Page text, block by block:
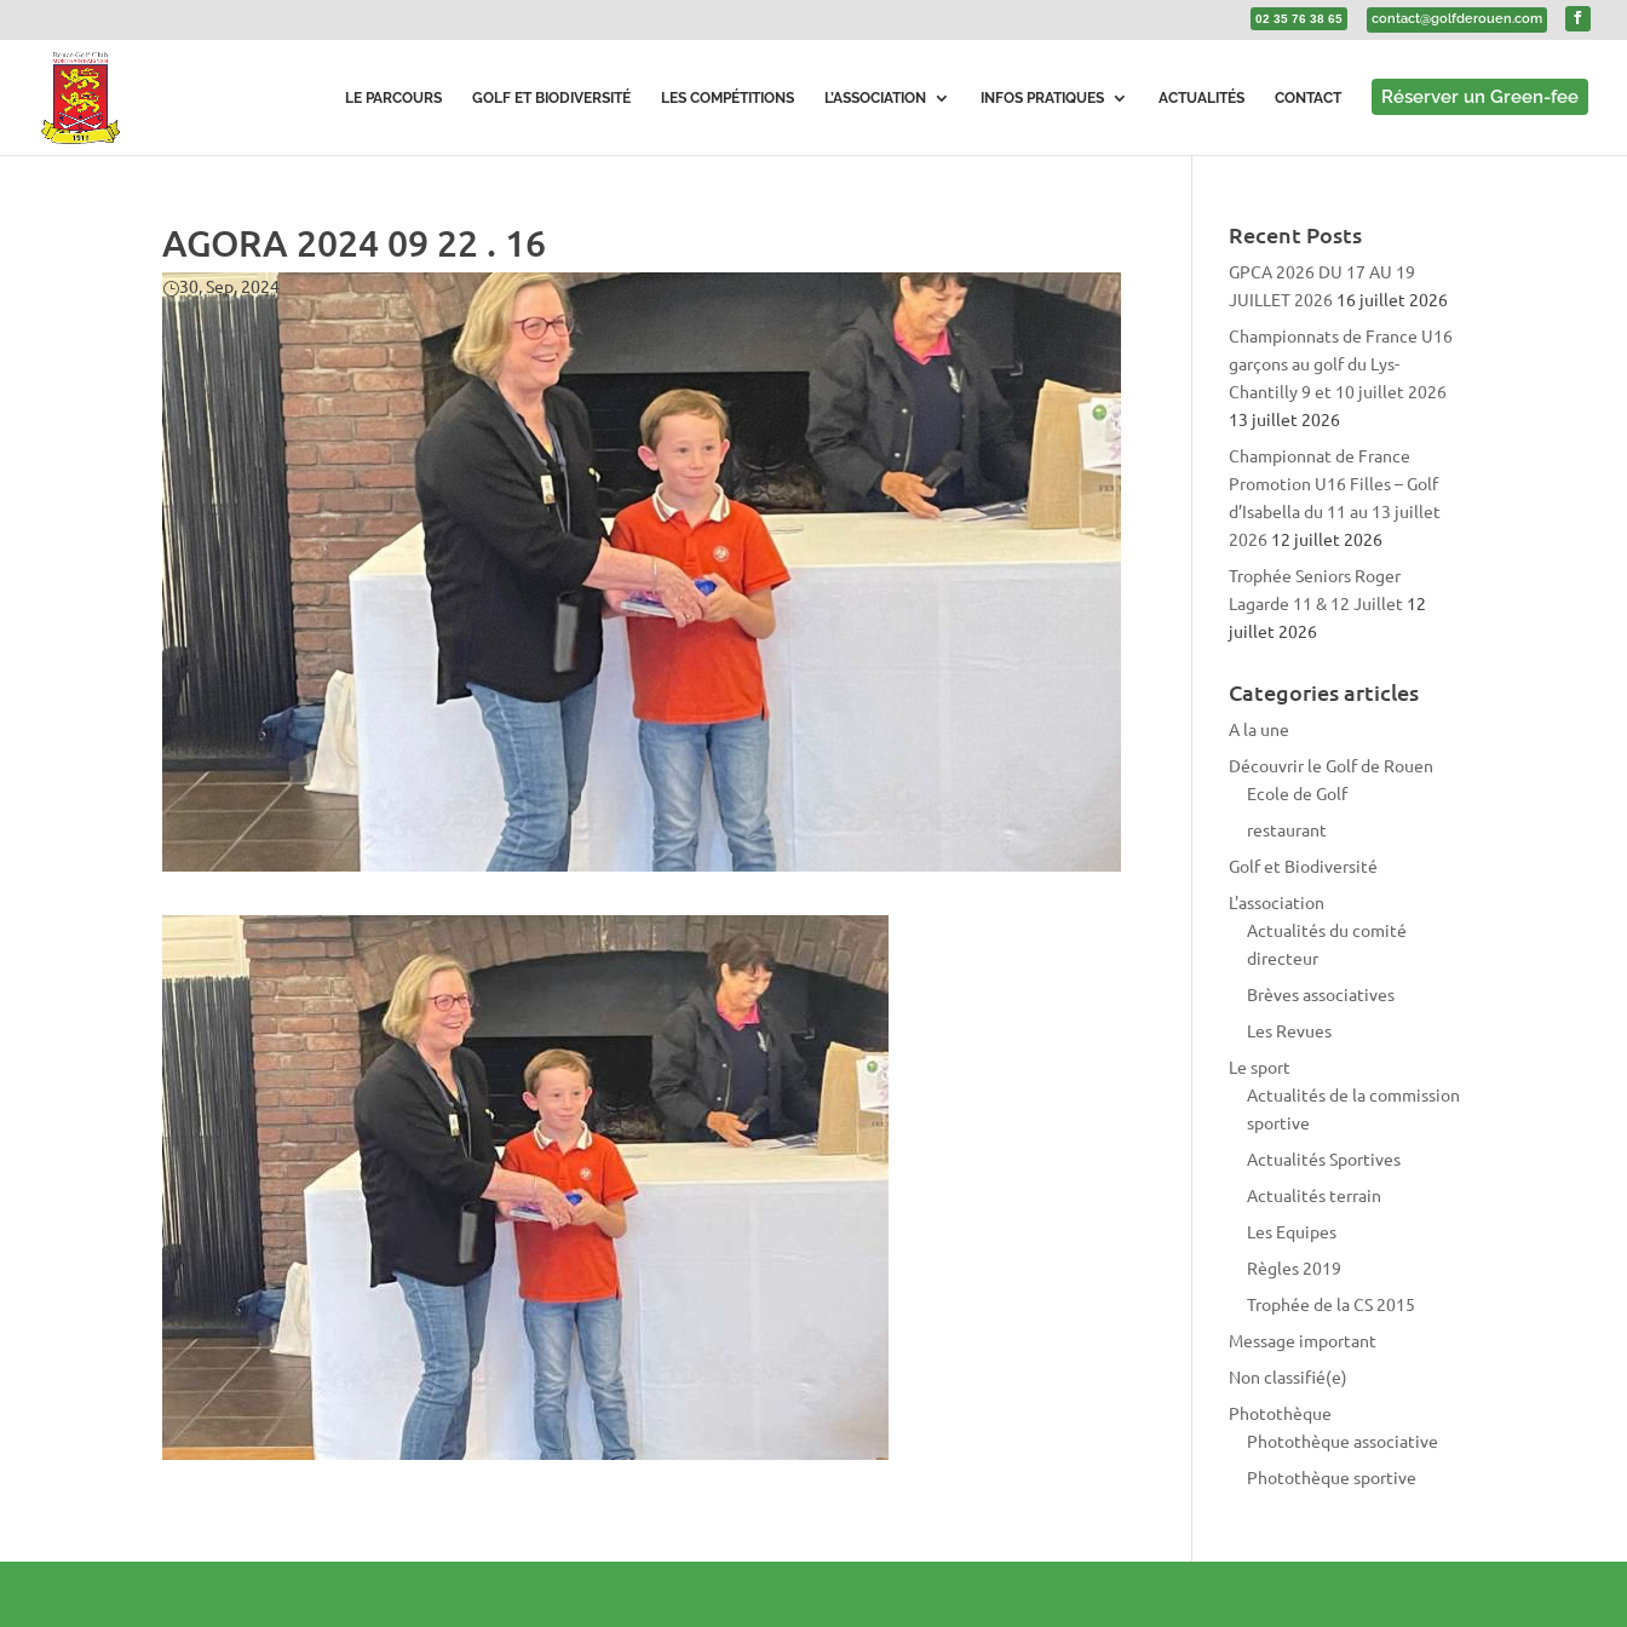
02 35 76 38 65 contact@golfderouen.com
LE PARCOURS GOLF ET BIODIVERSITÉ LES COMPÉTITIONS L’ASSOCIATION INFOS PRATIQUES ACTUALITÉS CONTACT Réserver un Green-fee
AGORA 2024 09 22 . 16
30, Sep, 2024
Recent Posts
GPCA 2026 DU 17 AU 19
JUILLET 2026 16 juillet 2026
Championnats de France U16
garçons au golf du Lys-
Chantilly 9 et 10 juillet 2026
13 juillet 2026
Championnat de France
Promotion U16 Filles – Golf
d’Isabella du 11 au 13 juillet
2026 12 juillet 2026
Trophée Seniors Roger
Lagarde 11 & 12 Juillet 12
juillet 2026
Categories articles
A la une
Découvrir le Golf de Rouen
Ecole de Golf
restaurant
Golf et Biodiversité
L'association
Actualités du comité
directeur
Brèves associatives
Les Revues
Le sport
Actualités de la commission
sportive
Actualités Sportives
Actualités terrain
Les Equipes
Règles 2019
Trophée de la CS 2015
Message important
Non classifié(e)
Photothèque
Photothèque associative
Photothèque sportive